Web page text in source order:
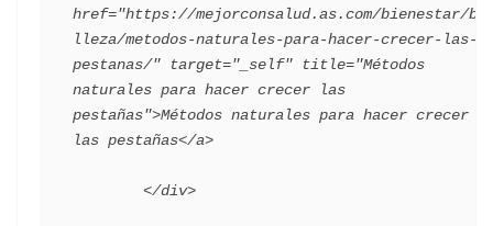
href="https://mejorconsalud.as.com/bienestar/be
lleza/metodos-naturales-para-hacer-crecer-las-
pestanas/" target="_self" title="Métodos
naturales para hacer crecer las
pestañas">Métodos naturales para hacer crecer
las pestañas</a>